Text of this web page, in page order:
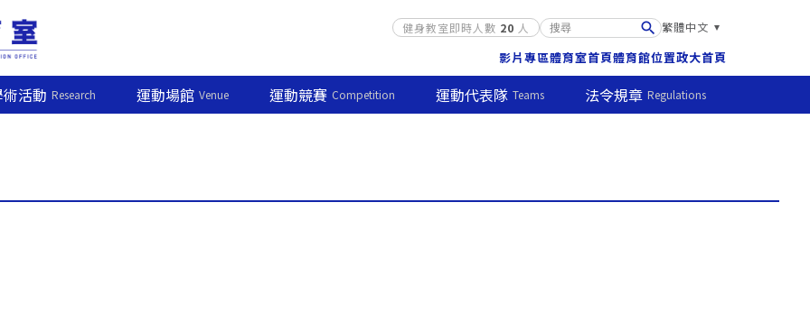
繁體中文

健身教室即時人數 20 人
影片專區體育室首頁體育館位置政大首頁
活動 Research 運動場館 Venue 運動競賽 Competition 運動代表隊 Teams 法令規章 Regulations